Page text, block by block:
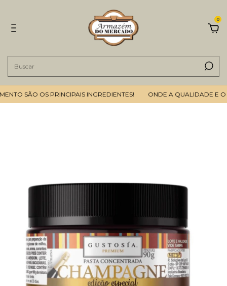
0
SÃO OS PRINCIPAIS INGREDIENTES! ONDE A QUALIDADE E O